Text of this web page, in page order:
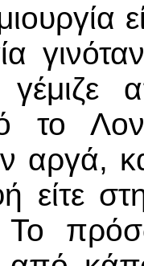
το
αργά,
Το